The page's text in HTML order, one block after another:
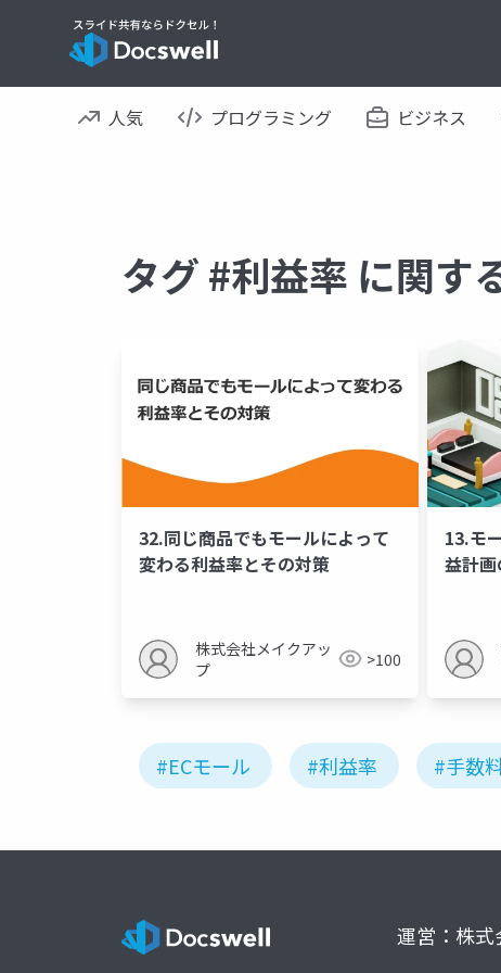
人気 プログラミング ビジネス
タグ #利益率 に関す
32.同じ商品でもモールによって
変わる利益率とその対策
株式会社メイクアッ
プ
>100
13.モ
益計
#ECモール #利益率 #手数
運営：株式